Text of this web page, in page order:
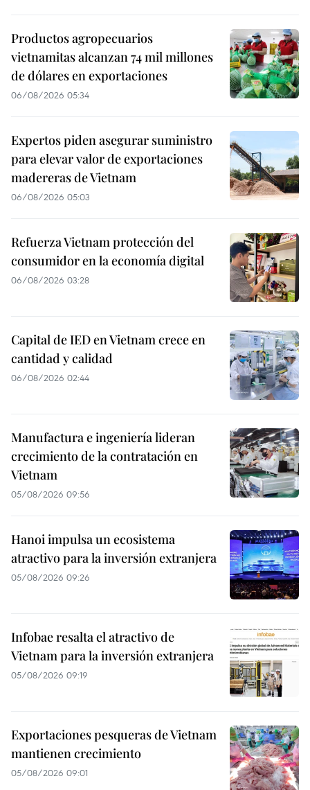
Productos agropecuarios
vietnamitas alcanzan 74 mil millones
de dólares en exportaciones
06/08/2026 05:34
Expertos piden asegurar suministro
para elevar valor de exportaciones
madereras de Vietnam
06/08/2026 05:03
Refuerza Vietnam protección del
consumidor en la economía digital
06/08/2026 03:28
Capital de IED en Vietnam crece en
cantidad y calidad
06/08/2026 02:44
Manufactura e ingeniería lideran
crecimiento de la contratación en
Vietnam
05/08/2026 09:56
Hanoi impulsa un ecosistema
atractivo para la inversión extranjera
05/08/2026 09:26
Infobae resalta el atractivo de
Vietnam para la inversión extranjera
05/08/2026 09:19
Exportaciones pesqueras de Vietnam
mantienen crecimiento
05/08/2026 09:01